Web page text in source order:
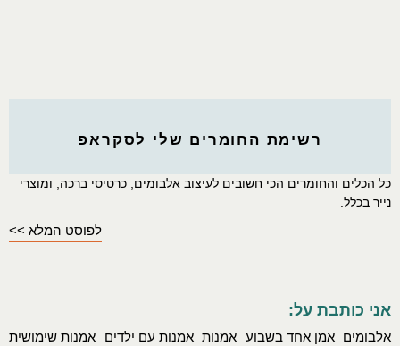
רשימת החומרים שלי לסקראפ
כל הכלים והחומרים הכי חשובים לעיצוב אלבומים, כרטיסי ברכה, ומוצרי
נייר בכלל.
לפוסט המלא >>
אני כותבת על:
אלבומים אמן אחד בשבוע אמנות אמנות עם ילדים
אמנות שימושית